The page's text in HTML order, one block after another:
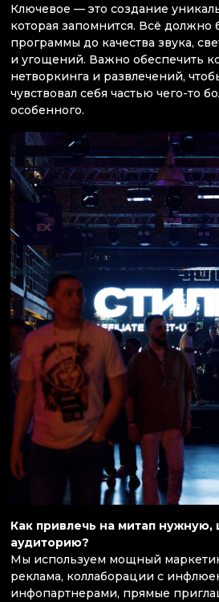
Ключевое — это создание
которая запомнится. Всё должно
программы до качества звука,
и угощений. Важно обеспечить
нетворкинга и развлечений,
чувствовал себя частью чего-то
особенного.
Как привлечь на митап нужную,
аудиторию?
Мы используем мощный
реклама, коллаборации с
инфопартнерами, прямые